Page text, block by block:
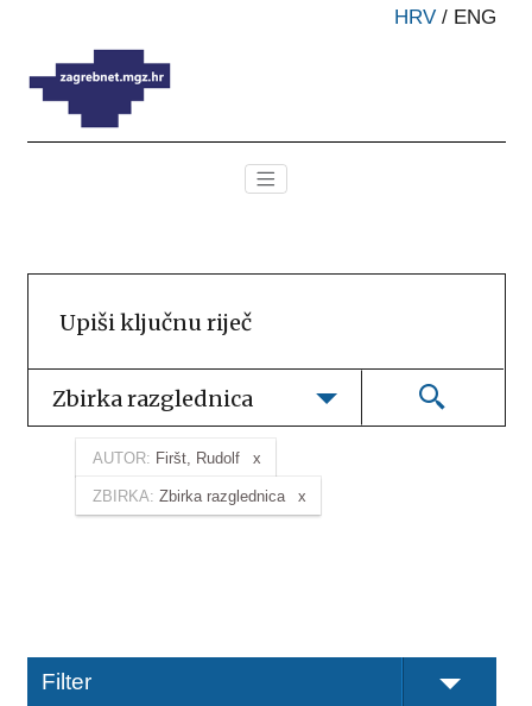
HRV / ENG
Zbirka razglednica
AUTOR: Firšt, Rudolf
ZBIRKA: Zbirka razglednica
Filter